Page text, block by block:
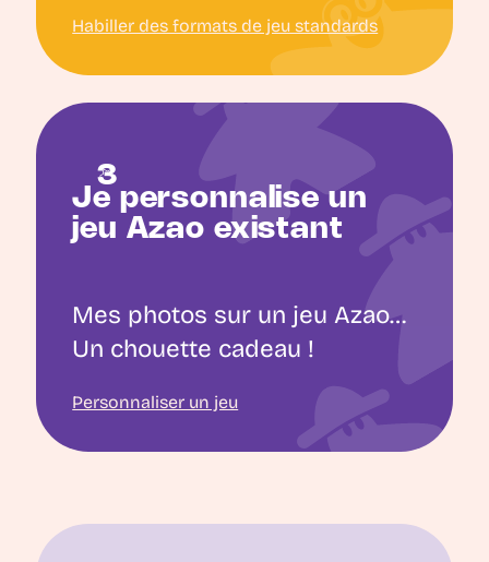
Habiller des formats de jeu standards
Je personnalise un
jeu Azao existant
Mes photos sur un jeu Azao…
Un chouette cadeau !
Personnaliser un jeu